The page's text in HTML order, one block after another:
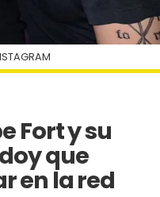
Fort y su
que
en la red